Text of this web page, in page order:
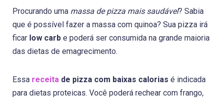
Procurando uma massa de pizza mais saudável? Sabia
que é possível fazer a massa com quinoa? Sua pizza irá
ficar low carb e poderá ser consumida na grande maioria
das dietas de emagrecimento.
Essa receita de pizza com baixas calorias é indicada
para dietas proteicas. Você poderá rechear com frango,